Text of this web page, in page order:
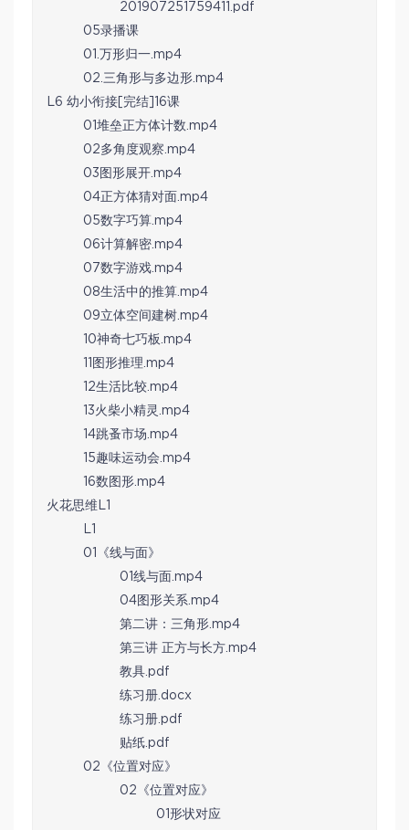
201907251759411.pdf
05录播课
01.万形归一.mp4
02.三角形与多边形.mp4
L6 幼小衔接[完结]16课
01堆垒正方体计数.mp4
02多角度观察.mp4
03图形展开.mp4
04正方体猜对面.mp4
05数字巧算.mp4
06计算解密.mp4
07数字游戏.mp4
08生活中的推算.mp4
09立体空间建树.mp4
10神奇七巧板.mp4
11图形推理.mp4
12生活比较.mp4
13火柴小精灵.mp4
14跳蚤市场.mp4
15趣味运动会.mp4
16数图形.mp4
火花思维L1
L1
01《线与面》
01线与面.mp4
04图形关系.mp4
第二讲：三角形.mp4
第三讲 正方与长方.mp4
教具.pdf
练习册.docx
练习册.pdf
贴纸.pdf
02《位置对应》
02《位置对应》
01形状对应